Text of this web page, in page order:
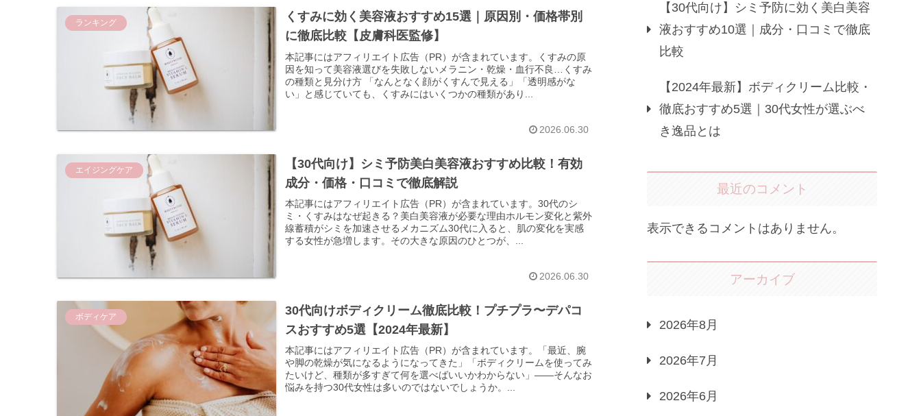
ランキング
くすみに効く美容液おすすめ15選｜原因別・価格帯別
に徹底比較【皮膚科医監修】
本記事にはアフィリエイト広告（PR）が含まれています。くすみの原
因を知って美容液選びを失敗しないメラニン・乾燥・血行不良…くすみ
の種類と見分け方 「なんとなく顔がくすんで見える」「透明感がな
い」と感じていても、くすみにはいくつかの種類があり...
2026.06.30
エイジングケア
【30代向け】シミ予防美白美容液おすすめ比較！有効
成分・価格・口コミで徹底解説
本記事にはアフィリエイト広告（PR）が含まれています。30代のシ
ミ・くすみはなぜ起きる？美白美容液が必要な理由ホルモン変化と紫外
線蓄積がシミを加速させるメカニズム30代に入ると、肌の変化を実感
する女性が急増します。その大きな原因のひとつが、...
2026.06.30
ボディケア
30代向けボディクリーム徹底比較！プチプラ〜デパコ
スおすすめ5選【2024年最新】
本記事にはアフィリエイト広告（PR）が含まれています。「最近、腕
や脚の乾燥が気になるようになってきた」「ボディクリームを使ってみ
たいけど、種類が多すぎて何を選べばいいかわからない」——そんなお
悩みを持つ30代女性は多いのではないでしょうか。...
【30代向け】シミ予防に効く美白美容
液おすすめ10選｜成分・口コミで徹底
比較
【2024年最新】ボディクリーム比較・
徹底おすすめ5選｜30代女性が選ぶべ
き逸品とは
最近のコメント
表示できるコメントはありません。
アーカイブ
2026年8月
2026年7月
2026年6月